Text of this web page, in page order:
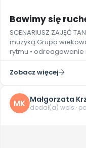
Bawimy się
SCENARIUSZ ZAJĘĆ
muzyką Grupa
rytmu •
Zobacz więcej
MK Małgorzata
dodał(a) wpis ·